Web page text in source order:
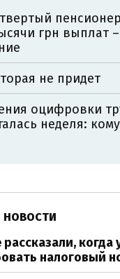
грн выплат –
не придет
оцифровки
неделя:
НОВОСТИ
когда
налоговый